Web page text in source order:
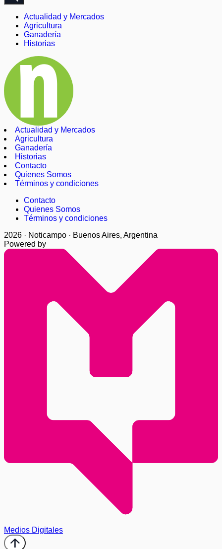
Actualidad y Mercados
Agricultura
Ganadería
Historias
Actualidad y Mercados
Agricultura
Ganadería
Historias
Contacto
Quienes Somos
Términos y condiciones
Contacto
Quienes Somos
Términos y condiciones
2026 · Noticampo · Buenos Aires, Argentina
Powered by
Medios Digitales
arrow_upward